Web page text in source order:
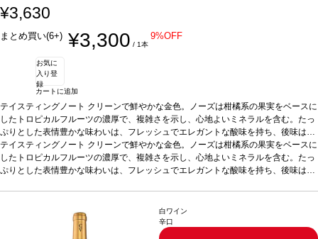
¥3,630
まとめ買い(6+) ¥3,300 / 1本
9%OFF
お気に
入り登
録
カートに追加
テイスティングノート クリーンで鮮やかな金色。ノーズは柑橘系の果実をベースに
したトロピカルフルーツの濃厚で、複雑さを示し、心地よいミネラルを含む。たっ
ぷりとした表情豊かな味わいは、フレッシュでエレガントな酸味を持ち、後味はク
リーミー。合う料理ニシンの燻製、アンチョビ、牡蠣、魚介類、ソース煮込みの
魚料理などと好相性葡萄品種100% シャルドネ *本ヴィンテージが在庫切れの場
合、在庫があり価格が同様の場合は自動的に次のヴィンテージに変更されます、ご
テイスティングノート クリーンで鮮やかな金色。ノーズは柑橘系の果実をベースに
したトロピカルフルーツの濃厚で、複雑さを示し、心地よいミネラルを含む。たっ
ぷりとした表情豊かな味わいは、フレッシュでエレガントな酸味を持ち、後味はク
合、在庫があり価格が同様の場合は自動的に次のヴィンテージに変更されます、ご
白ワイン
辛口